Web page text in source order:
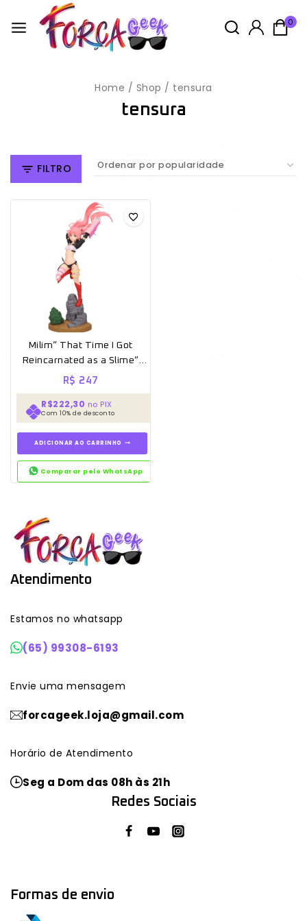
0
Home / Shop / tensura
tensura
FILTRO
Milim” That Time I Got
Reincarnated as a Slime”
100% Original caixa *Aberto
R$ 247
R$222,30 no PIX
Com 10% de desconto
ADICIONAR AO CARRINHO
Comparar pelo WhatsApp
Atendimento
Estamos no whatsapp
(65) 99308-6193
Envie uma mensagem
forcageek.loja@gmail.com
Horário de Atendimento
Seg a Dom das 08h às 21h
Redes Sociais
Formas de envio